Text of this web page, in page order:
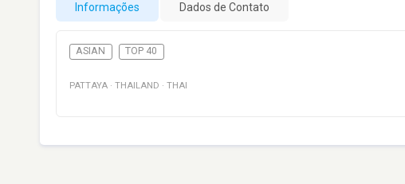
Informações Dados de Contato
ASIAN TOP 40
PATTAYA · THAILAND · THAI